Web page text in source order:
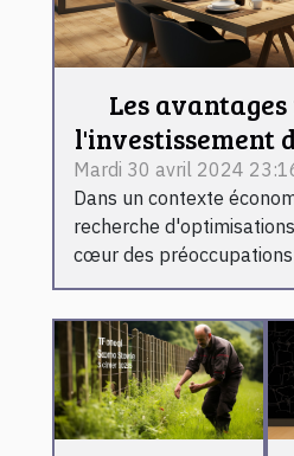
Les
l'investissement
Mardi 30 avril 2024
Dans un contexte
recherche
cœur des préoccupations